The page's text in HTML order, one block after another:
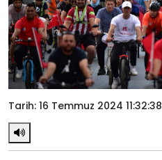
Tarih: 16 Temmuz 2024 11:32:38